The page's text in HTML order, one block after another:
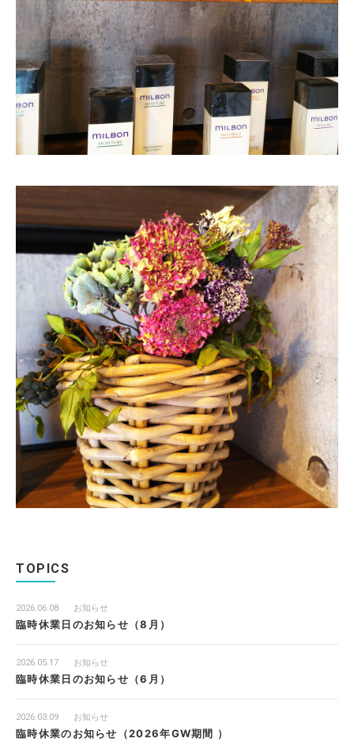
TOPICS
2026.06.08 お知らせ
臨時休業日のお知らせ（8月）
2026.05.17 お知らせ
臨時休業日のお知らせ（6月）
2026.03.09 お知らせ
臨時休業のお知らせ（2026年GW期間 ）